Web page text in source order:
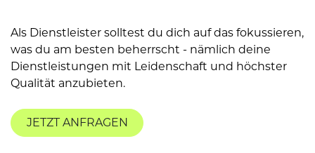
Als Dienstleister solltest du dich auf das fokussieren,
was du am besten beherrscht - nämlich deine
Dienstleistungen mit Leidenschaft und höchster
Qualität anzubieten.
JETZT ANFRAGEN